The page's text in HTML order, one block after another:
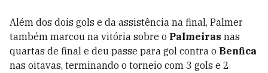
Além dos dois gols e da assistência na final, Palmer
também marcou na vitória sobre o Palmeiras nas
quartas de final e deu passe para gol contra o Benfica
nas oitavas, terminando o torneio com 3 gols e 2